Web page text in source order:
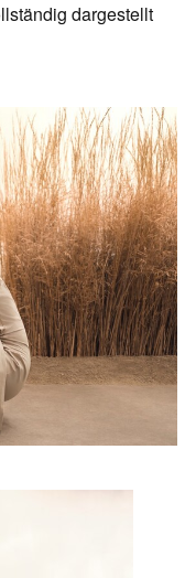
dargestellt